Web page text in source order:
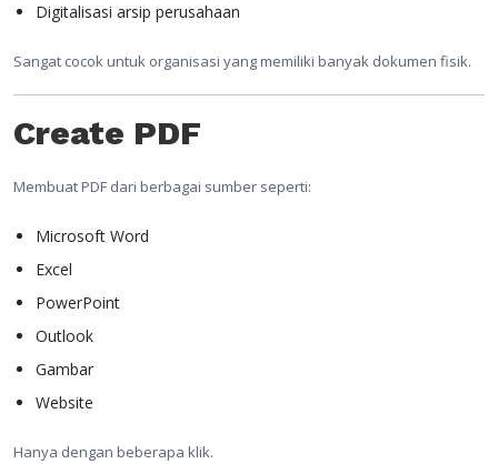
Digitalisasi arsip perusahaan
Sangat cocok untuk organisasi yang memiliki banyak dokumen fisik.
Create PDF
Membuat PDF dari berbagai sumber seperti:
Microsoft Word
Excel
PowerPoint
Outlook
Gambar
Website
Hanya dengan beberapa klik.